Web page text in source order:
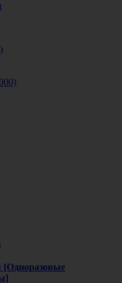
[Одноразовые